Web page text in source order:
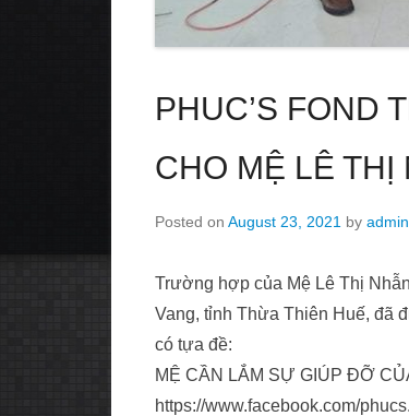
PHUC’S FOND
CHO MỆ LÊ THỊ
Posted on August 23, 2021 by admin
Trường hợp của Mệ Lê Thị
Vang, tỉnh Thừa Thiên Huế, đã
có tựa đề:
MỆ CẦN LẮM SỰ GIÚP ĐỠ
https://www.facebook.com/